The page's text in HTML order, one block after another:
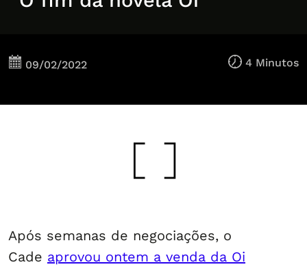
09/02/2022 4 Minutos
Após semanas de negociações, o
Cade aprovou ontem a venda da Oi